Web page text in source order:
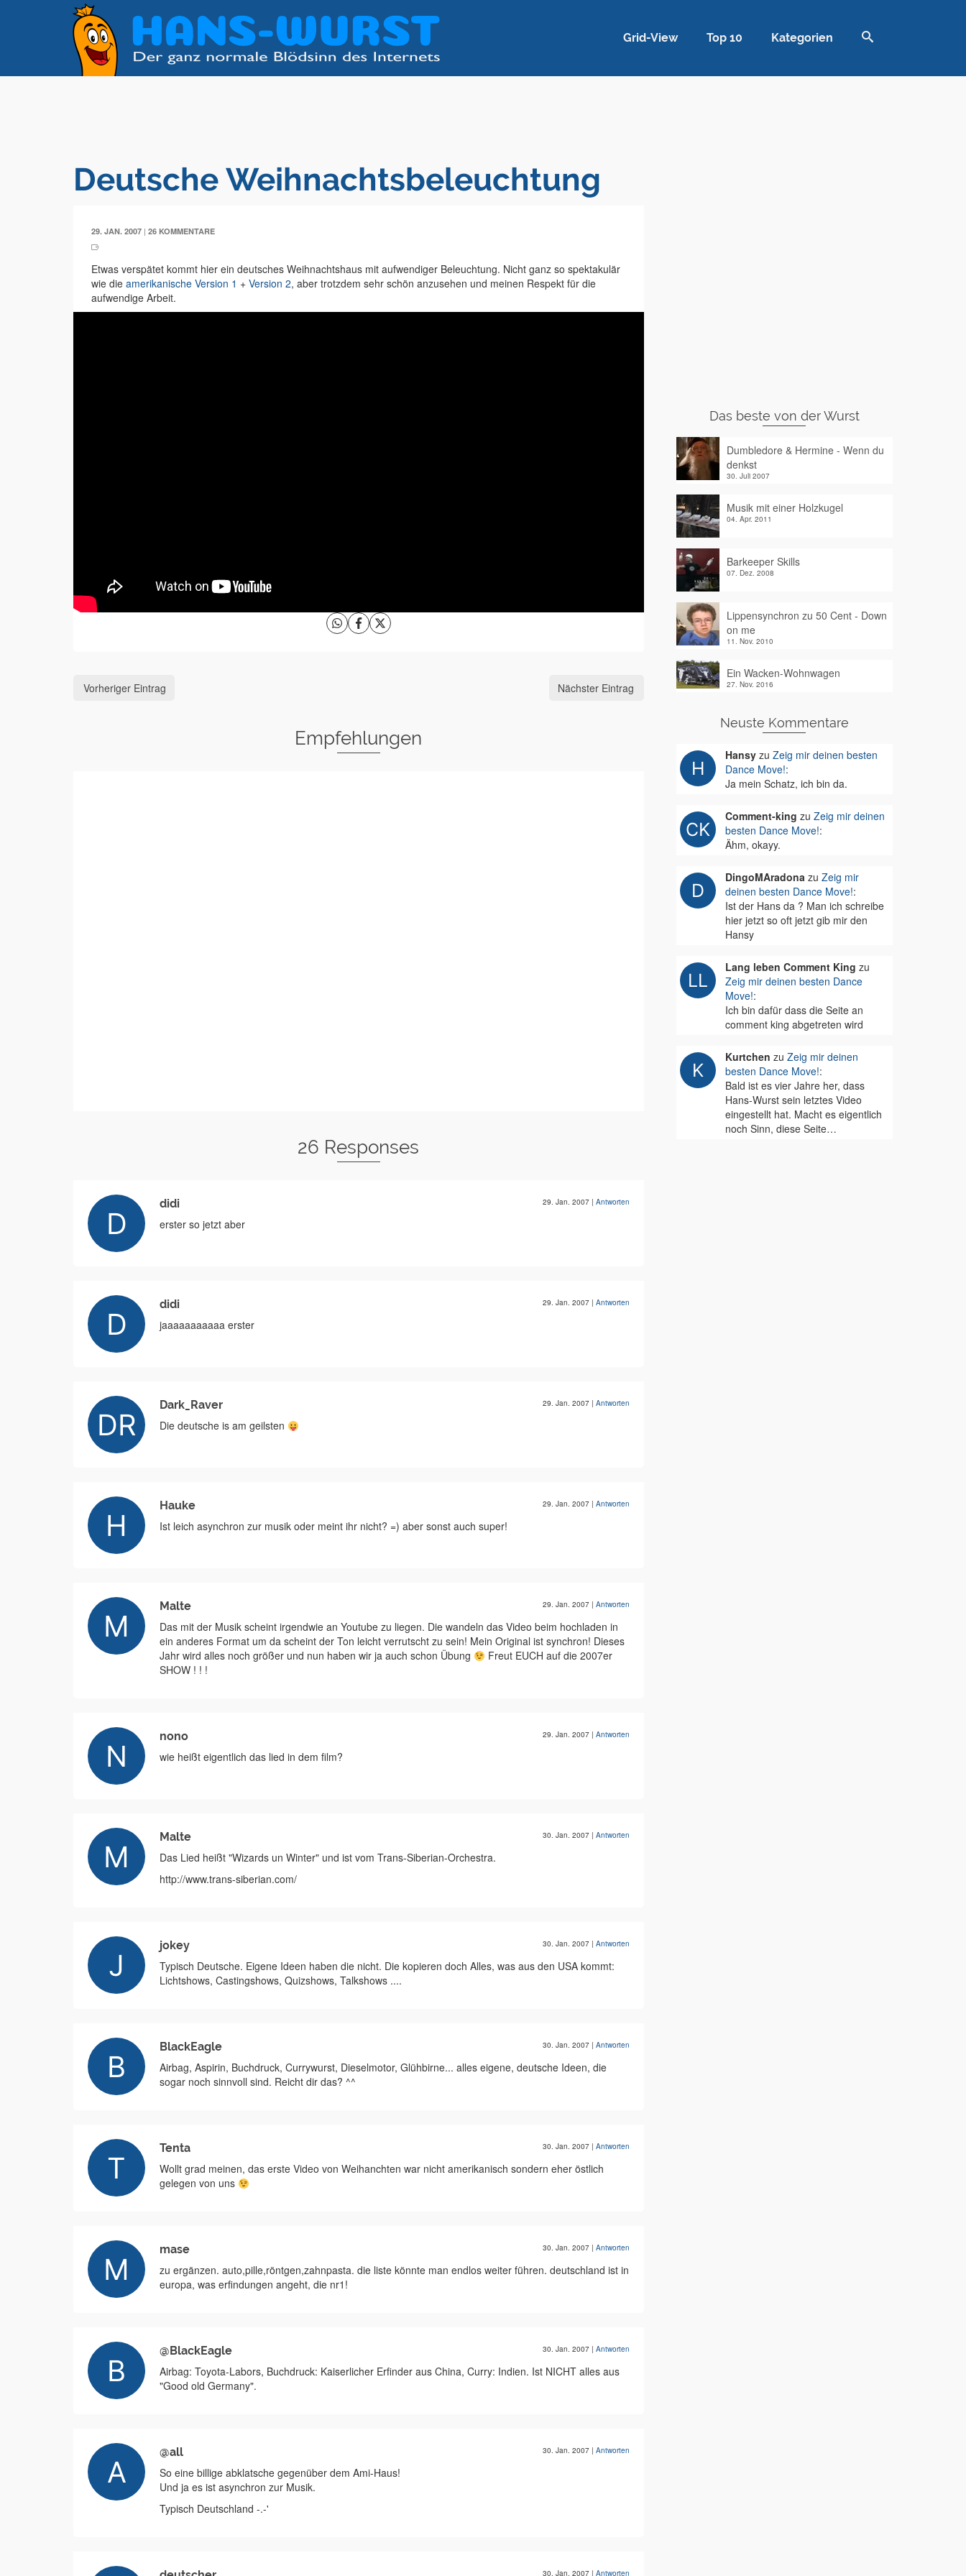
Grid-View Top 10 Kategorien
Deutsche Weihnachtsbeleuchtung
29. JAN. 2007 | 26 KOMMENTARE
Etwas verspätet kommt hier ein deutsches Weihnachtshaus mit aufwendiger Beleuchtung. Nicht ganz so spektakulär
wie die amerikanische Version 1 + Version 2, aber trotzdem sehr schön anzusehen und meinen Respekt für die
aufwendige Arbeit.
Vorheriger Eintrag Nächster Eintrag
Empfehlungen
26 Responses
didi 29. Jan. 2007 | Antworten
erster so jetzt aber
didi 29. Jan. 2007 | Antworten
jaaaaaaaaaaa erster
Dark_Raver 29. Jan. 2007 | Antworten
Die deutsche is am geilsten
Hauke 29. Jan. 2007 | Antworten
Ist leich asynchron zur musik oder meint ihr nicht? =) aber sonst auch super!
Malte 29. Jan. 2007 | Antworten
Das mit der Musik scheint irgendwie an Youtube zu liegen. Die wandeln das Video beim hochladen in
ein anderes Format um da scheint der Ton leicht verrutscht zu sein! Mein Original ist synchron! Dieses
Jahr wird alles noch größer und nun haben wir ja auch schon Übung
Freut EUCH auf die 2007er
SHOW ! ! !
nono 29. Jan. 2007 | Antworten
wie heißt eigentlich das lied in dem film?
Malte 30. Jan. 2007 | Antworten
Das Lied heißt "Wizards un Winter" und ist vom Trans-Siberian-Orchestra.
http://www.trans-siberian.com/
jokey 30. Jan. 2007 | Antworten
Typisch Deutsche. Eigene Ideen haben die nicht. Die kopieren doch Alles, was aus den USA kommt:
Lichtshows, Castingshows, Quizshows, Talkshows ....
BlackEagle 30. Jan. 2007 | Antworten
Airbag, Aspirin, Buchdruck, Currywurst, Dieselmotor, Glühbirne... alles eigene, deutsche Ideen, die
sogar noch sinnvoll sind. Reicht dir das? ^^
Tenta 30. Jan. 2007 | Antworten
Wollt grad meinen, das erste Video von Weihanchten war nicht amerikanisch sondern eher östlich
gelegen von uns
mase 30. Jan. 2007 | Antworten
zu ergänzen. auto,pille,röntgen,zahnpasta. die liste könnte man endlos weiter führen. deutschland ist in
europa, was erfindungen angeht, die nr1!
@BlackEagle 30. Jan. 2007 | Antworten
Airbag: Toyota-Labors, Buchdruck: Kaiserlicher Erfinder aus China, Curry: Indien. Ist NICHT alles aus
"Good old Germany".
@all 30. Jan. 2007 | Antworten
So eine billige abklatsche gegenüber dem Ami-Haus!
Und ja es ist asynchron zur Musik.
Typisch Deutschland -.-'
30. Jan. 2007 | Antworten
Das beste von der Wurst
Dumbledore & Hermine - Wenn du
denkst
30. Juli 2007
Musik mit einer Holzkugel
04. Apr. 2011
Barkeeper Skills
07. Dez. 2008
Lippensynchron zu 50 Cent - Down
on me
11. Nov. 2010
Ein Wacken-Wohnwagen
27. Nov. 2016
Neuste Kommentare
Hansyzu Zeig mir deinen besten
Dance Move!:
Ja mein Schatz, ich bin da.
Comment-king zu Zeig mir deinen
besten Dance Move!:
Ähm, okayy.
DingoMAradonazu Zeig mir
deinen besten Dance Move!:
Ist der Hans da ? Man ich schreibe
hier jetzt so oft jetzt gib mir den
Hansy
Lang leben Comment King zu
Zeig mir deinen besten Dance
Move!:
Ich bin dafür dass die Seite an
comment king abgetreten wird
Kurtchen zu Zeig mir deinen
besten Dance Move!:
Bald ist es vier Jahre her, dass
Hans-Wurst sein letztes Video
eingestellt hat. Macht es eigentlich
noch Sinn, diese Seite…